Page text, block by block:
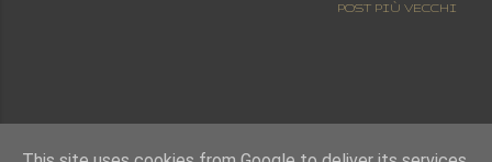
POST PIÙ VECCHI